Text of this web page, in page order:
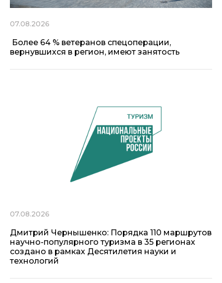
07.08.2026
Более 64 % ветеранов спецоперации,
вернувшихся в регион, имеют занятость
07.08.2026
Дмитрий Чернышенко: Порядка 110 маршрутов
научно-популярного туризма в 35 регионах
создано в рамках Десятилетия науки и
технологий